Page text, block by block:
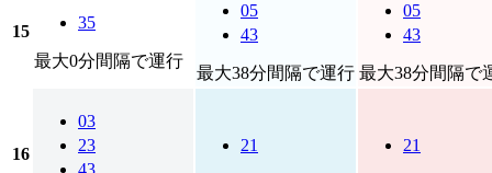
15 35
最大0分間隔で運行
05
43
最大38分間隔で運行
05
43
最大38分間隔で
16
03
23
21 21